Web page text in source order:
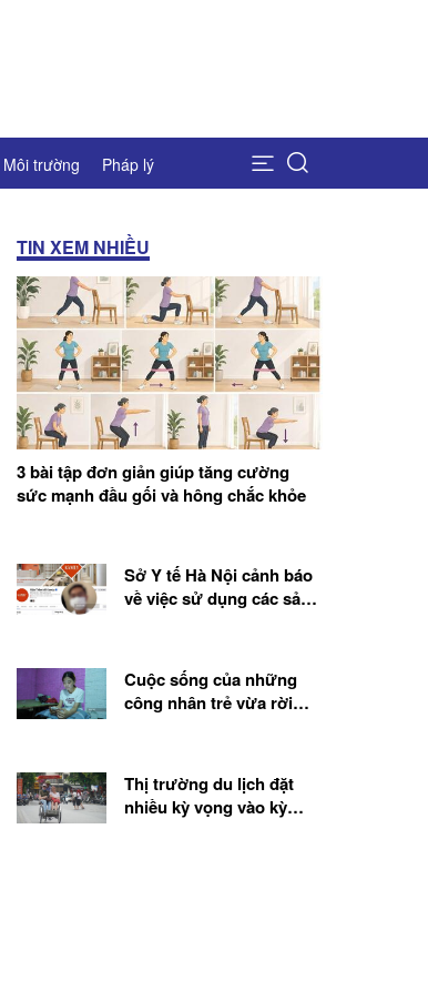
Môi trường Pháp lý
TIN XEM NHIỀU
3 bài tập đơn giản giúp tăng cường
sức mạnh đầu gối và hông chắc khỏe
Sở Y tế Hà Nội cảnh báo
về việc sử dụng các sản
Cuộc sống của những
công nhân trẻ vừa rời
Thị trường du lịch đặt
nhiều kỳ vọng vào kỳ